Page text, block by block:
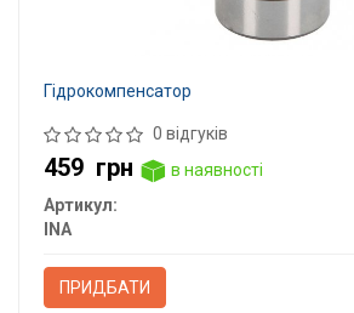
Гідрокомпенсатор
0 відгуків
459 грн
в наявності
Артикул:
INA
ПРИДБАТИ